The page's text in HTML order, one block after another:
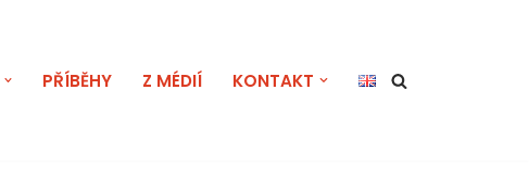
PŘÍBĚHY Z MÉDIÍ KONTAKT